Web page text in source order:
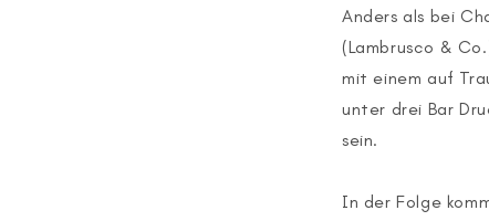
Anders als bei
(Lambrusco &
mit einem auf
unter drei Bar
sein.
In der Folge